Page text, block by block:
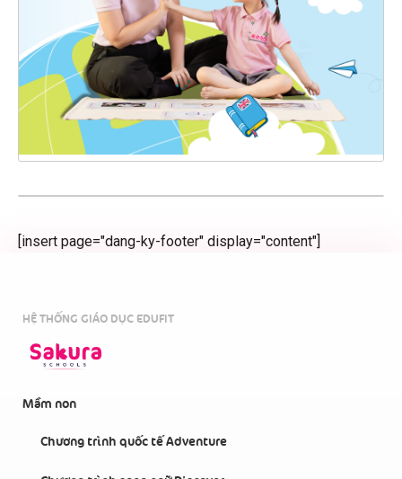
[insert page="dang-ky-footer" display="content"]
HỆ THỐNG GIÁO DỤC EDUFIT
Mầm non
Chương trình quốc tế Adventure